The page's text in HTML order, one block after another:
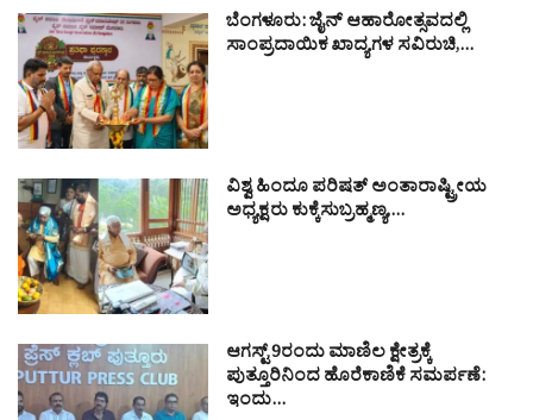
ಬೆಂಗಳೂರು: ಜೈನ್ ಆಹಾರೋತ್ಸವದಲ್ಲಿ
ಸಾಂಪ್ರದಾಯಿಕ ಖಾದ್ಯಗಳ ಸವಿರುಚಿ,…
ವಿಶ್ವ ಹಿಂದೂ ಪರಿಷತ್ ಅಂತಾರಾಷ್ಟ್ರೀಯ
ಅಧ್ಯಕ್ಷರು ಕುಕ್ಕೆಸುಬ್ರಹ್ಮಣ್ಯ,…
ಆಗಸ್ಟ್ 9ರಂದು ಮಾಣಿಲ ಕ್ಷೇತ್ರಕ್ಕೆ
ಪುತ್ತೂರಿನಿಂದ ಹೊರೆಕಾಣಿಕೆ ಸಮರ್ಪಣೆ:
ಇಂದು…